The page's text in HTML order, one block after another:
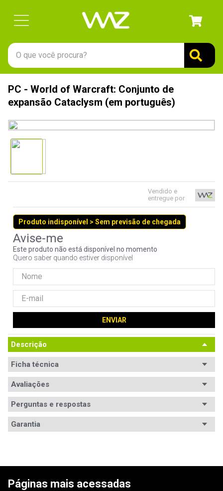
O que você procura?
PC - World of Warcraft: Conjunto de
expansão Cataclysm (em português)
Vendido e
entregue por
Produto indisponível > Sem previsão de chegada
Este produto não está disponível no momento
Quero saber quando estiver disponível
ENVIAR
Descrição
Ficha técnica
Ficha
Técnica
Código WAZ
101825
Acessórios compatíveis
Português (Brasil)
Classificação etária
Classificação Indicativa: Não
Avaliações
Avaliações
ESCREVER AVALIAÇÃO
Perguntas e respostas
Garantia
Páginas mais acessadas
1 º
gabinete
3º
teclado
6º
mouse
8º
fractal
10º hd